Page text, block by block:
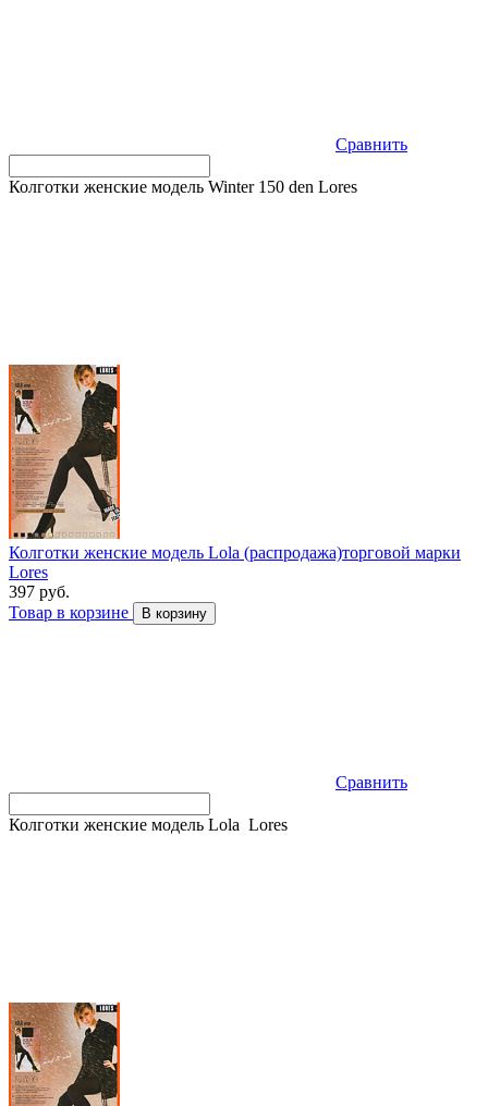
Сравнить
Колготки женские модель Winter 150 den Lores
Колготки женские модель Lola (распродажа)торговой марки
Lores
397 руб.
Товар в корзине
В корзину
Сравнить
Колготки женские модель Lola Lores